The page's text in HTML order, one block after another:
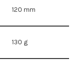
120 mm
130 g